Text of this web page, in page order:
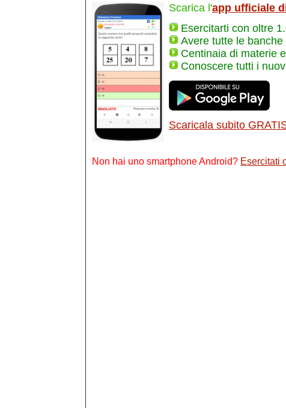
Scarica l'app ufficiale
Esercitarti con oltre
Avere tutte le
Centinaia di materie
Conoscere tutti i
Scaricala subito
Non hai uno smartphone Android? Esercitati